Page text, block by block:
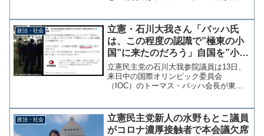
根拠に乏しいのは確かだが、北朝鮮の情
報管理をここまで高く評...
政治・社会
立憲・石川大我さん「バッハ氏
は、この程度の認識で”極東の小
国”に来たのだろう」自国を”小
国”と呼ぶ国会議員って？
立憲民主党の石川大我参院議員は13日、
来日中の国際オリンピック委員会
（IOC）のトーマス・バッハ会長が東京
ャイニーズピープル」と言い間違え慌て
て訂正したことについて「バ...
政治・社会
立憲民主党新人の水野もとこ議員
がコロナ濃厚接触者で本会議欠席